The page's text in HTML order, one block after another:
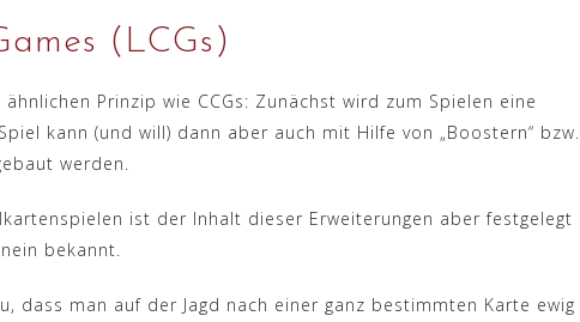
(LCGs)
Prinzip wie CCGs: Zunächst wird zum Spielen eine
kann (und will) dann aber auch mit Hilfe von „Boostern“ bzw.
werden.
ist der Inhalt dieser Erweiterungen aber festgelegt
bekannt.
dass man auf der Jagd nach einer ganz bestimmten Karte ewig